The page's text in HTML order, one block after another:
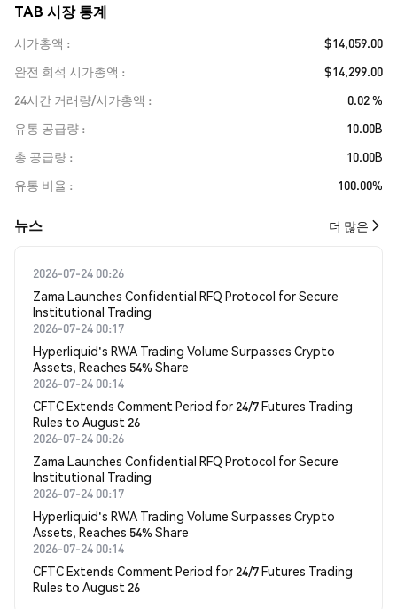
TAB 시장 통계
시가총액
$14,059.00
완전 희석 시가총액
$14,299.00
24시간 거래량/시가총액
0.02 %
유통 공급량
10.00B
총 공급량
10.00B
유통 비율
100.00%
뉴스 더 많은
2026-07-24 00:26
Zama Launches Confidential RFQ Protocol for Secure
Institutional Trading
2026-07-24 00:17
Hyperliquid's RWA Trading Volume Surpasses Crypto
Assets, Reaches 54% Share
2026-07-24 00:14
CFTC Extends Comment Period for 24/7 Futures Trading
Rules to August 26
2026-07-24 00:26
Zama Launches Confidential RFQ Protocol for Secure
Institutional Trading
2026-07-24 00:17
Hyperliquid's RWA Trading Volume Surpasses Crypto
Assets, Reaches 54% Share
2026-07-24 00:14
CFTC Extends Comment Period for 24/7 Futures Trading
Rules to August 26